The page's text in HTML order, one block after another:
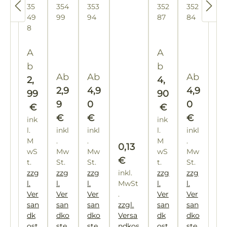
rv
er
sc
us
s
en
d
St
üc
35
49
8
Regulärer Preis:
A
b
2,
99
€
ink
l.
M
wS
t.
zzg
l.
Ver
san
dk
tur
"Bi
nd
üc
354
99
Regulärer Preis:
Ab
2,9
9
€
inkl
.
Mw
St.
zzg
l.
Ver
san
dko
gla
=
te
n
353
94
Regulärer Preis:
Ab
4,9
0
€
inkl
.
Mw
St.
zzg
l.
Ver
san
dko
Regulärer Preis:
0,13
€
inkl.
MwSt
.
zzgl.
Versa
ar
z/
ß"
gg
=
Eti
ke
tte
n
352
87
Regulärer
A
b
4,
90
€
ink
l.
M
wS
t.
zzg
l.
Ver
san
dk
rb"
gla
=
te
n
352
84
Ab
4,9
0
€
inkl
.
Mw
St.
zzg
l.
Ver
san
dko